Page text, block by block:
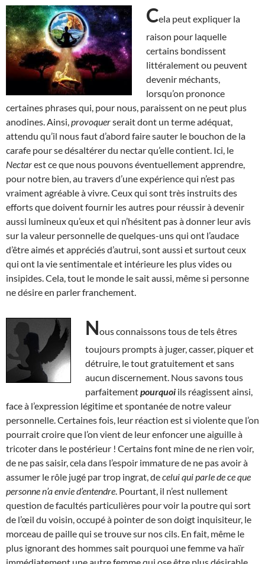
Cela peut expliquer la
raison pour laquelle
certains bondissent
littéralement ou peuvent
devenir méchants,
lorsqu’on prononce
certaines phrases qui, pour nous, paraissent on ne peut plus
anodines. Ainsi, provoquerserait dont un terme adéquat,
attendu qu’il nous faut d’abord faire sauter le bouchon de la
carafe pour se désaltérer du nectar qu’elle contient. Ici, le
Nectarest ce que nous pouvons éventuellement apprendre,
pour notre bien, au travers d’une expérience qui n’est pas
vraiment agréable à vivre. Ceux qui sont très instruits des
efforts que doivent fournir les autres pour réussir à devenir
aussi lumineux qu’eux et qui n’hésitent pas à donner leur avis
sur la valeur personnelle de quelques-uns qui ont l’audace
d’être aimés et appréciés d’autrui, sont aussi et surtout ceux
qui ont la vie sentimentale et intérieure les plus vides ou
insipides. Cela, tout le monde le sait aussi, même si personne
ne désire en parler franchement.
Nous connaissons tous de tels êtres
toujours prompts à juger, casser, piquer et
détruire, le tout gratuitement et sans
aucun discernement. Nous savons tous
parfaitementpourquoi ils réagissent ainsi,
face à l’expression légitime et spontanée de notre valeur
personnelle. Certaines fois, leur réaction est si violente que l’on
pourrait croire que l’on vient de leur enfoncer une aiguille à
tricoter dans le postérieur ! Certains font mine de ne rien voir,
de ne pas saisir, cela dans l’espoir immature de ne pas avoir à
assumer le rôle jugé par trop ingrat, decelui qui parle de ce que
personne n’a envie d’entendre . Pourtant, il n’est nullement
question de facultés particulières pour voir la poutre qui sort
de l’œil du voisin, occupé à pointer de son doigt inquisiteur, le
morceau de paille qui se trouve sur nos cils. En fait, même le
plus ignorant des hommes sait pourquoi une femme va haïr
immédiatement une autre femme qui ose être plus désirable